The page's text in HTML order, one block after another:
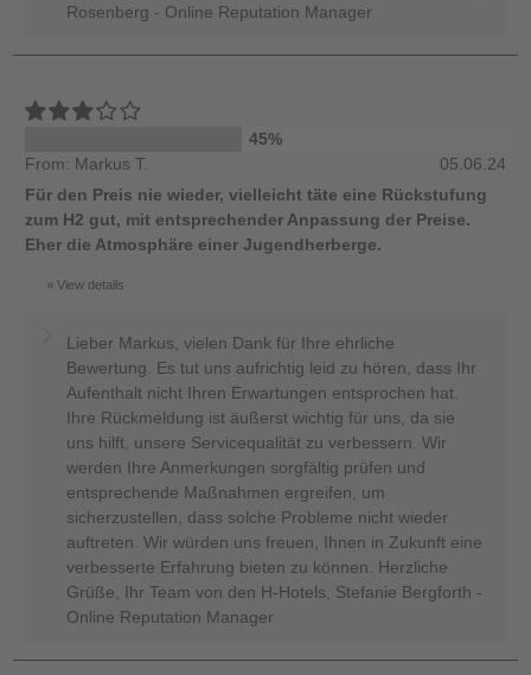
Rosenberg - Online Reputation Manager
45%
From: Markus T.
05.06.24
Für den Preis nie wieder, vielleicht täte eine Rückstufung
zum H2 gut, mit entsprechender Anpassung der Preise.
Eher die Atmosphäre einer Jugendherberge.
View details
Lieber Markus, vielen Dank für Ihre ehrliche
Bewertung. Es tut uns aufrichtig leid zu hören, dass Ihr
Aufenthalt nicht Ihren Erwartungen entsprochen hat.
Ihre Rückmeldung ist äußerst wichtig für uns, da sie
uns hilft, unsere Servicequalität zu verbessern. Wir
werden Ihre Anmerkungen sorgfältig prüfen und
entsprechende Maßnahmen ergreifen, um
sicherzustellen, dass solche Probleme nicht wieder
auftreten. Wir würden uns freuen, Ihnen in Zukunft eine
verbesserte Erfahrung bieten zu können. Herzliche
Grüße, Ihr Team von den H-Hotels, Stefanie Bergforth -
Online Reputation Manager